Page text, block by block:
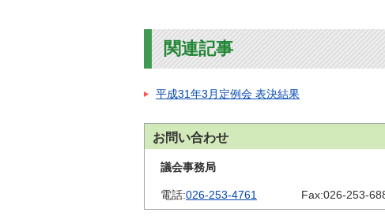
関連記事
平成31年3月定例会 表決結果
お問い合わせ
議会事務局
電話:026-253-4761 Fax:026-253-